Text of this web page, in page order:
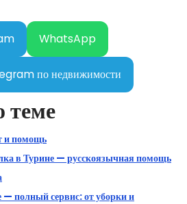
WhatsApp
по недвижимости
теме
и помощь
в Турине — русскоязычная помощь
полный сервис: от уборки и